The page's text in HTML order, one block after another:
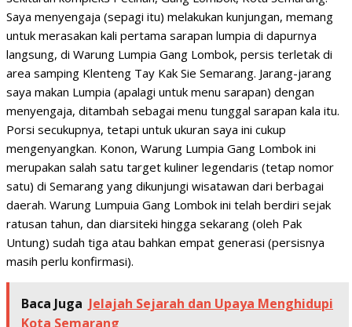
Saya menyengaja (sepagi itu) melakukan kunjungan, memang
untuk merasakan kali pertama sarapan lumpia di dapurnya
langsung, di Warung Lumpia Gang Lombok, persis terletak di
area samping Klenteng Tay Kak Sie Semarang. Jarang-jarang
saya makan Lumpia (apalagi untuk menu sarapan) dengan
menyengaja, ditambah sebagai menu tunggal sarapan kala itu.
Porsi secukupnya, tetapi untuk ukuran saya ini cukup
mengenyangkan. Konon, Warung Lumpia Gang Lombok ini
merupakan salah satu target kuliner legendaris (tetap nomor
satu) di Semarang yang dikunjungi wisatawan dari berbagai
daerah. Warung Lumpuia Gang Lombok ini telah berdiri sejak
ratusan tahun, dan diarsiteki hingga sekarang (oleh Pak
Untung) sudah tiga atau bahkan empat generasi (persisnya
masih perlu konfirmasi).
Baca Juga Jelajah Sejarah dan Upaya Menghidupi
Kota Semarang